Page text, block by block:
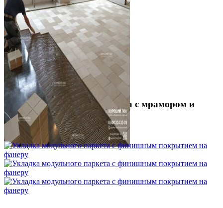
Укладка модульного паркета с мрамором и
латунью
3 500 ₽